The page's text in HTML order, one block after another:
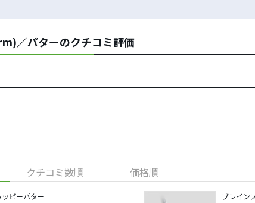
／パターのクチコミ評価
クチコミ数順 価格順
ピーパター ブレイン